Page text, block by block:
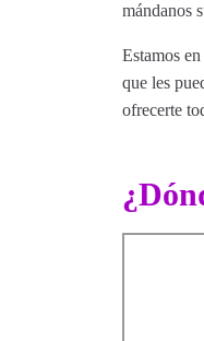
mándanos
Estamos
que les
ofrecerte